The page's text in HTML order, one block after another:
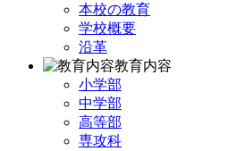
本校の教育
学校概要
沿革
教育内容
小学部
中学部
高等部
専攻科